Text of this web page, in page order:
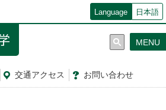
Language 日本語
交通アクセス お問い合わせ
MENU